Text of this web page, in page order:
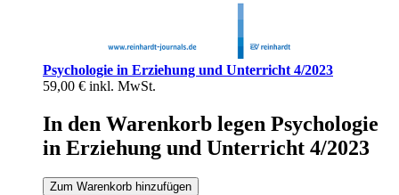
Psychologie in Erziehung und Unterricht 4/2023
59,00 € inkl. MwSt.
In den Warenkorb legen Psychologie
in Erziehung und Unterricht 4/2023
Zum Warenkorb hinzufügen